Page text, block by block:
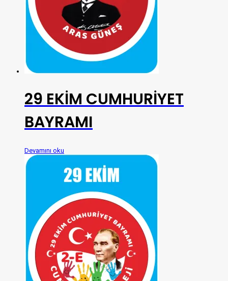
29 EKİM CUMHURİYET
BAYRAMI
Devamını oku